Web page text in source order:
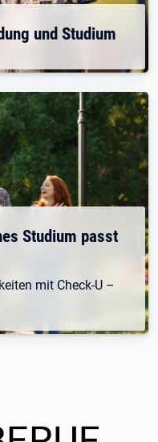
und Studium
Studium passt
mit Check-U –